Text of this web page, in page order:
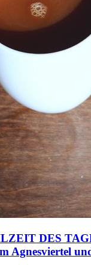
DES
Agnesviertel